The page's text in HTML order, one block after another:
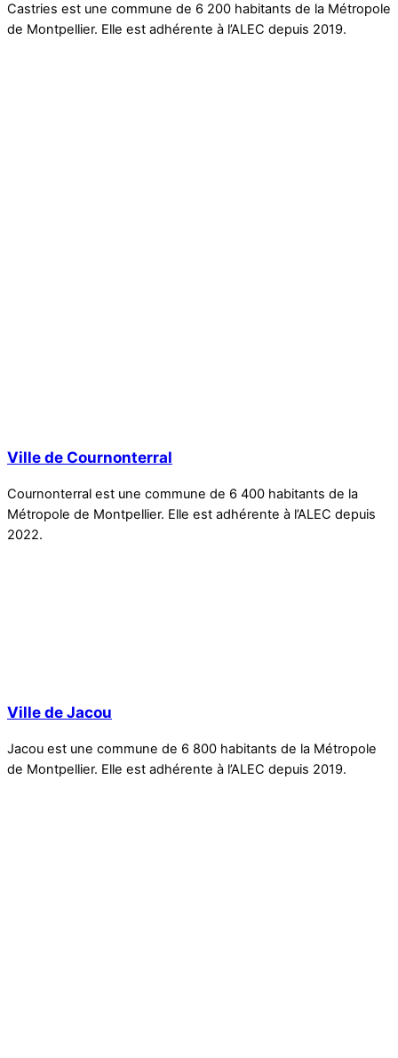
Castries est une commune de 6 200 habitants de la Métropole
de Montpellier. Elle est adhérente à l’ALEC depuis 2019.
Ville de Cournonterral
Cournonterral est une commune de 6 400 habitants de la
Métropole de Montpellier. Elle est adhérente à l’ALEC depuis
2022.
Ville de Jacou
Jacou est une commune de 6 800 habitants de la Métropole
de Montpellier. Elle est adhérente à l’ALEC depuis 2019.